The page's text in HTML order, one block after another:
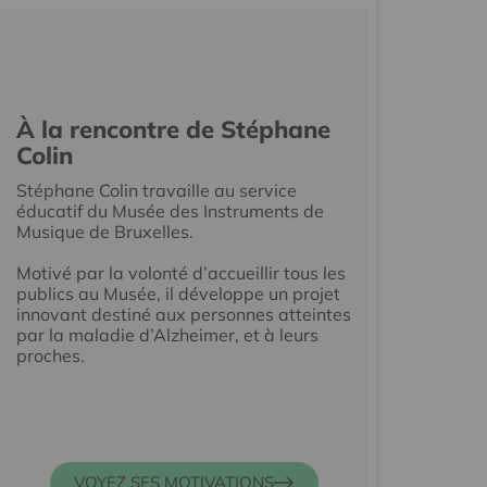
À la rencontre de Stéphane
Colin
Stéphane Colin travaille au service
éducatif du Musée des Instruments de
Musique de Bruxelles.
Motivé par la volonté d’accueillir tous les
publics au Musée, il développe un projet
innovant destiné aux personnes atteintes
par la maladie d’Alzheimer, et à leurs
proches.
VOYEZ SES MOTIVATIONS